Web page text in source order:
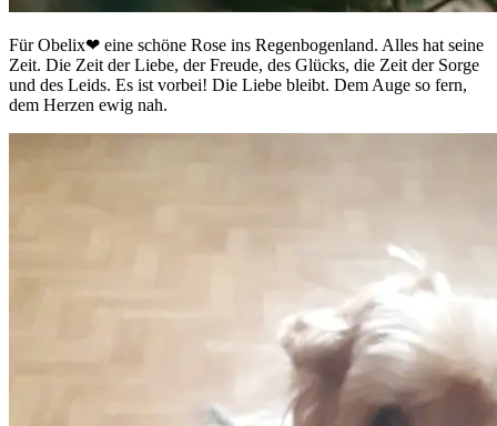
Für Obelix❤ eine schöne Rose ins Regenbogenland. Alles hat seine
Zeit. Die Zeit der Liebe, der Freude, des Glücks, die Zeit der Sorge
und des Leids. Es ist vorbei! Die Liebe bleibt. Dem Auge so fern,
dem Herzen ewig nah.